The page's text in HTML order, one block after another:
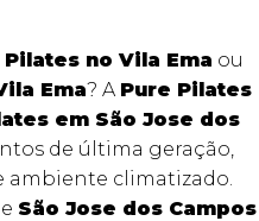
no Vila Ema ou
Ema? A Pure Pilates
em São Jose dos
de última geração,
ambiente climatizado.
São Jose dos Campos